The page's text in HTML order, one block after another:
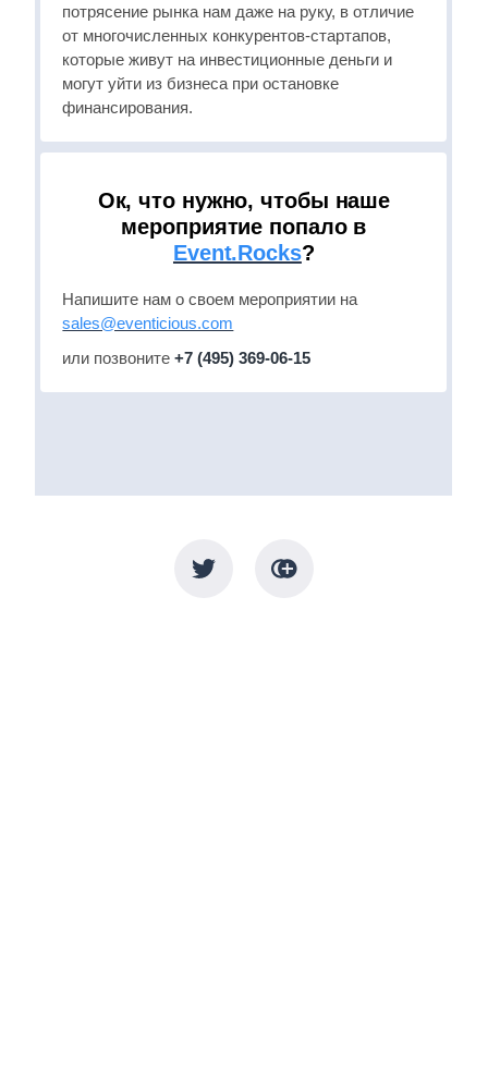
потрясение рынка нам даже на руку, в отличие
от многочисленных конкурентов-стартапов,
которые живут на инвестиционные деньги и
могут уйти из бизнеса при остановке
финансирования.
Ок, что нужно, чтобы наше
мероприятие попало в
Event.Rocks?
Напишите нам о своем мероприятии на
sales@eventicious.com
или позвоните+7 (495) 369-06-15